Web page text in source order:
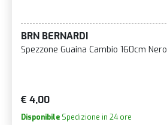
BRN BERNARDI
Spezzone Guaina Cambio 160cm Nero
€ 4,00
Disponibile Spedizione in 24 ore